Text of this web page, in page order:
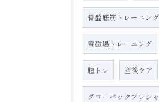
骨盤底筋トレーニング
電磁場トレーニング
膣トレ 産後ケア
グローパックプレシ